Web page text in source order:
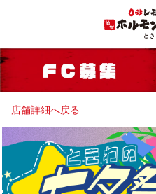
店舗詳細へ戻る